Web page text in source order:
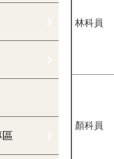
區
林科員
顏科員